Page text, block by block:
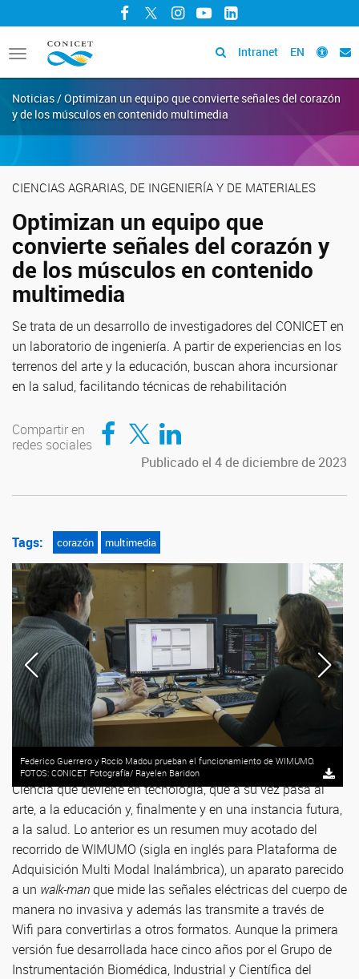
Facebook
TwitterInstagram
YouTubeLinkedIn
Toggle
navigation
Intranet EN
Noticias / Optimizan un equipo que convierte señales del corazón
y de los músculos en contenido multimedia
CIENCIAS AGRARIAS, DE INGENIERÍA Y DE MATERIALES
Optimizan un equipo que
convierte señales del corazón y
de los músculos en contenido
multimedia
Se trata de un desarrollo de investigadores del CONICET en
un laboratorio de ingeniería. A partir de experiencias en los
terrenos del arte y la educación, buscan ahora incursionar
en la salud, facilitando técnicas de rehabilitación
Compartir en
redes sociales
Compartir en Facebook
Compartir en TwitterCompartir en LinkedIn
Publicado el 4 de diciembre de 2023
Tags: corazón multimedia
Federico Guerrero y Rocío Madou prueban el funcionamiento de WIMUMO.
FOTOS: CONICET Fotografía/ Rayelen Baridon
Ciencia que deviene en tecnología, que a su vez pasa al
arte, a la educación y, finalmente y en una instancia futura,
a la salud. Lo anterior es un resumen muy acotado del
recorrido de WIMUMO (sigla en inglés para Plataforma de
Adquisición Multi Modal Inalámbrica), un aparato parecido
a un walk-manque mide las señales eléctricas del cuerpo de
manera no invasiva y además las transmite a través de
Wifi para convertirlas a otros formatos. Aunque la primera
versión fue desarrollada hace cinco años por el Grupo de
Instrumentación Biomédica, Industrial y Científica del